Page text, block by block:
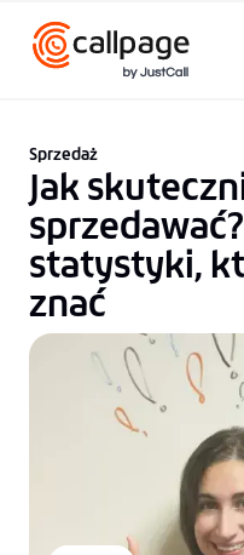
Sprzedaż
Jak
statystyki,
znać